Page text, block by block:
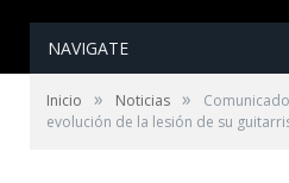
NAVIGATE
Inicio » Noticias »
evolución de la lesión de su